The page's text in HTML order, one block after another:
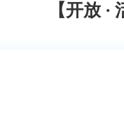
【开放 ·